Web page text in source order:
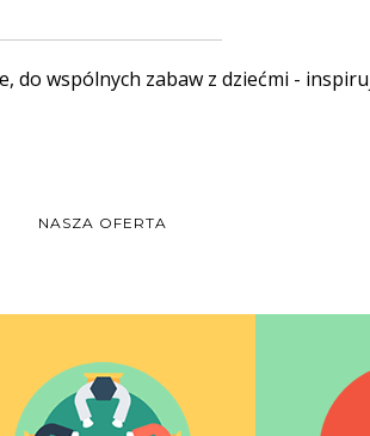
do wspólnych zabaw z dziećmi -
NASZA OFERTA